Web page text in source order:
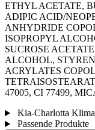
ETHYL ACETATE,
ADIPIC ACID/
ANHYDRIDE
ISOPROPYL
SUCROSE
ALCOHOL,
ACRYLATES
47005, CI 77499,
Kia-Charlotta
Passende Produkte